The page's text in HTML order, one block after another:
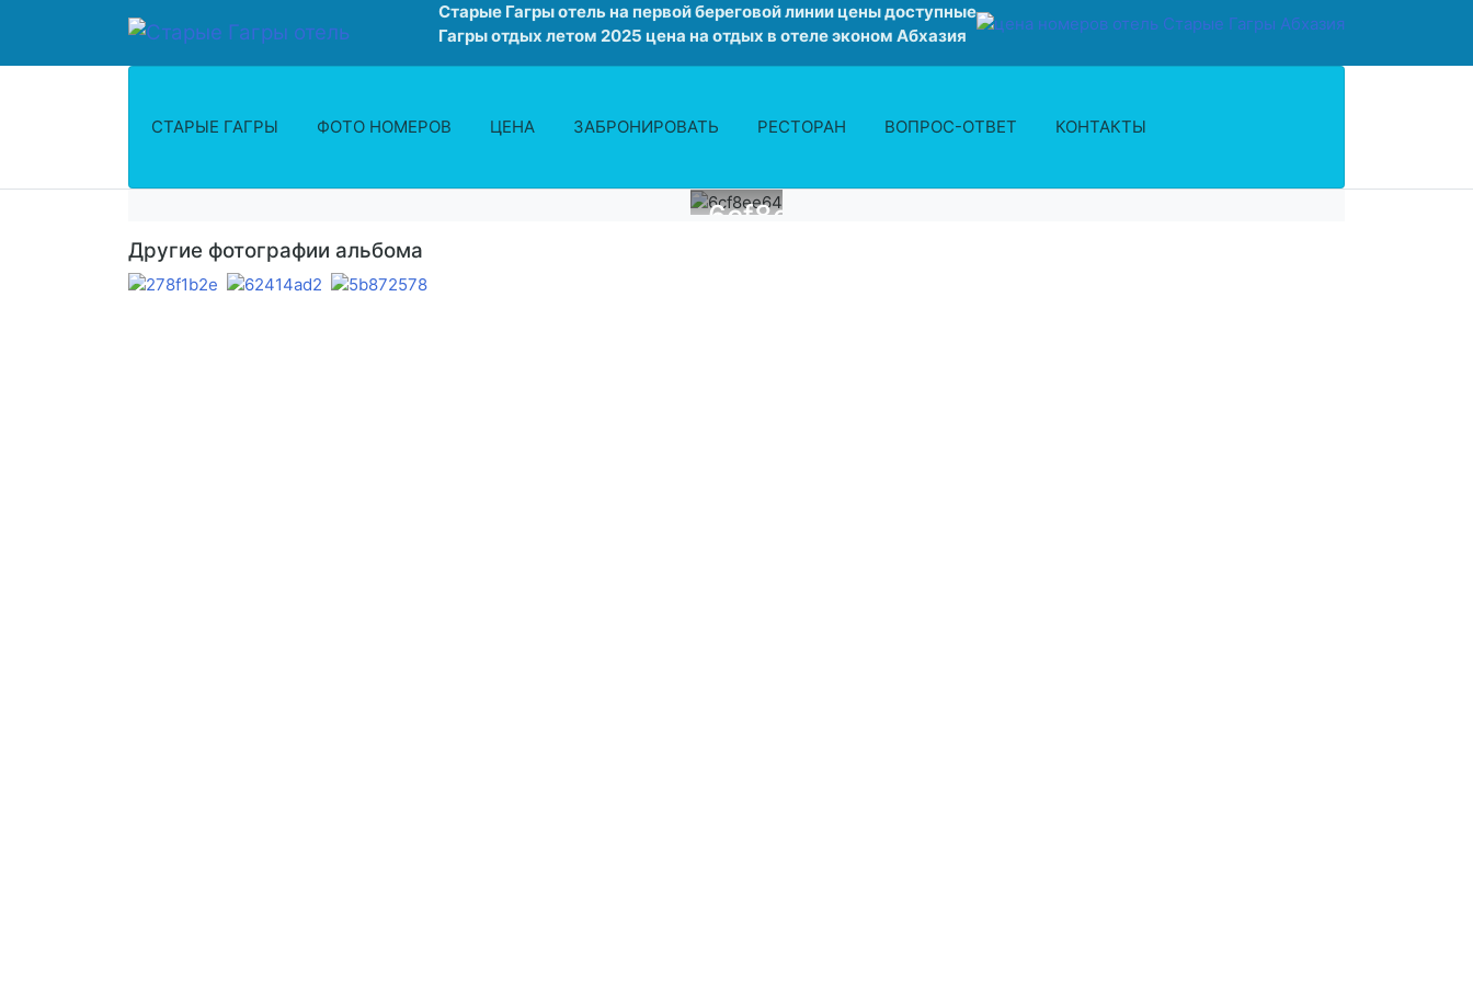
Старые Гагры отель на первой береговой линии цены доступные
Гагры отдых летом 2025 цена на отдых в отеле эконом Абхазия
СТАРЫЕ ГАГРЫ ФОТО НОМЕРОВ ЦЕНА ЗАБРОНИРОВАТЬ РЕСТОРАН ВОПРОС-ОТВЕТ КОНТАКТЫ
6cf8ee64
Другие фотографии альбома